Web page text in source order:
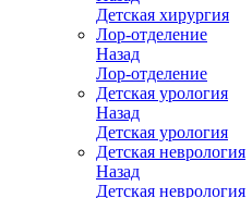
Детская хирургия
Лор-отделение
Назад
Лор-отделение
Детская урология
Назад
Детская урология
Детская неврология
Назад
Детская неврология